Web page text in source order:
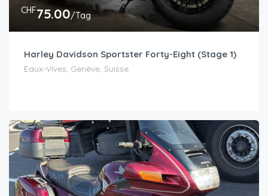
CHF75.00/Tag
Harley Davidson Sportster Forty-Eight (Stage 1)
Eaux-Vives, Genève, Suisse